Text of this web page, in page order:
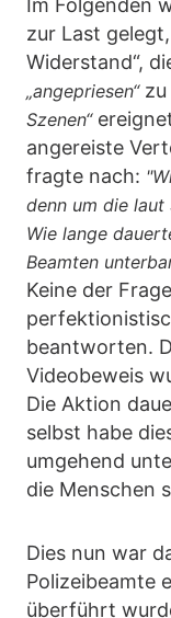
Im Folgenden
zur Last
Widerstand“,
„angepriesen“zu
Szenen“
angereiste
fragte nach:
denn um die laut
Wie lange
Beamten
Keine der
beantworten.
Videobeweis
Die Aktion
selbst habe
umgehend
die Menschen
Dies nun war
Polizeibeamte
überführt